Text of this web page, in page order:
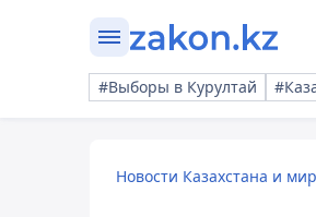
#Выборы в Курултай
Новости Казахстана и